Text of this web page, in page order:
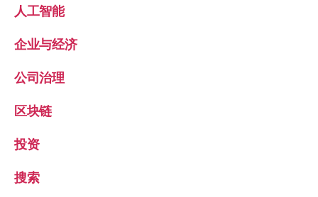
人工智能
企业与经济
公司治理
区块链
投资
搜索